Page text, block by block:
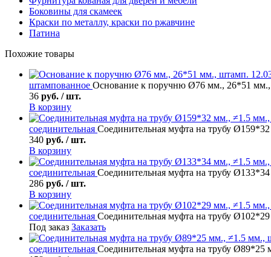
Боковины для скамеек
Краски по металлу, краски по ржавчине
Патина
Похожие товары
штампованное Основание к поручню Ø76 мм., 26*51
36 руб. / шт.
В корзину
соединительная Соединительная муфта на трубу
340 руб. / шт.
В корзину
соединительная Соединительная муфта на трубу
286 руб. / шт.
В корзину
соединительная Соединительная муфта на трубу
Под заказ Заказать
соединительная Соединительная муфта на трубу